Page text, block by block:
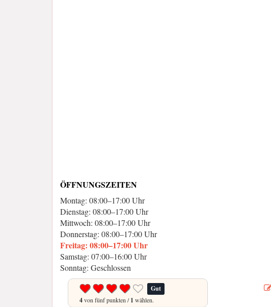
ÖFFNUNGSZEITEN
Montag: 08:00–17:00 Uhr
Dienstag: 08:00–17:00 Uhr
Mittwoch: 08:00–17:00 Uhr
Donnerstag: 08:00–17:00 Uhr
Freitag: 08:00–17:00 Uhr
Samstag: 07:00–16:00 Uhr
Sonntag: Geschlossen
Gut
4von fünf punkten /1 wählen.